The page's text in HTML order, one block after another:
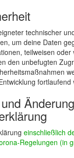
technischer
um deine Daten
teilweisen oder
den unbefugten
fortlaufend
einschließlich
Regelungen (in